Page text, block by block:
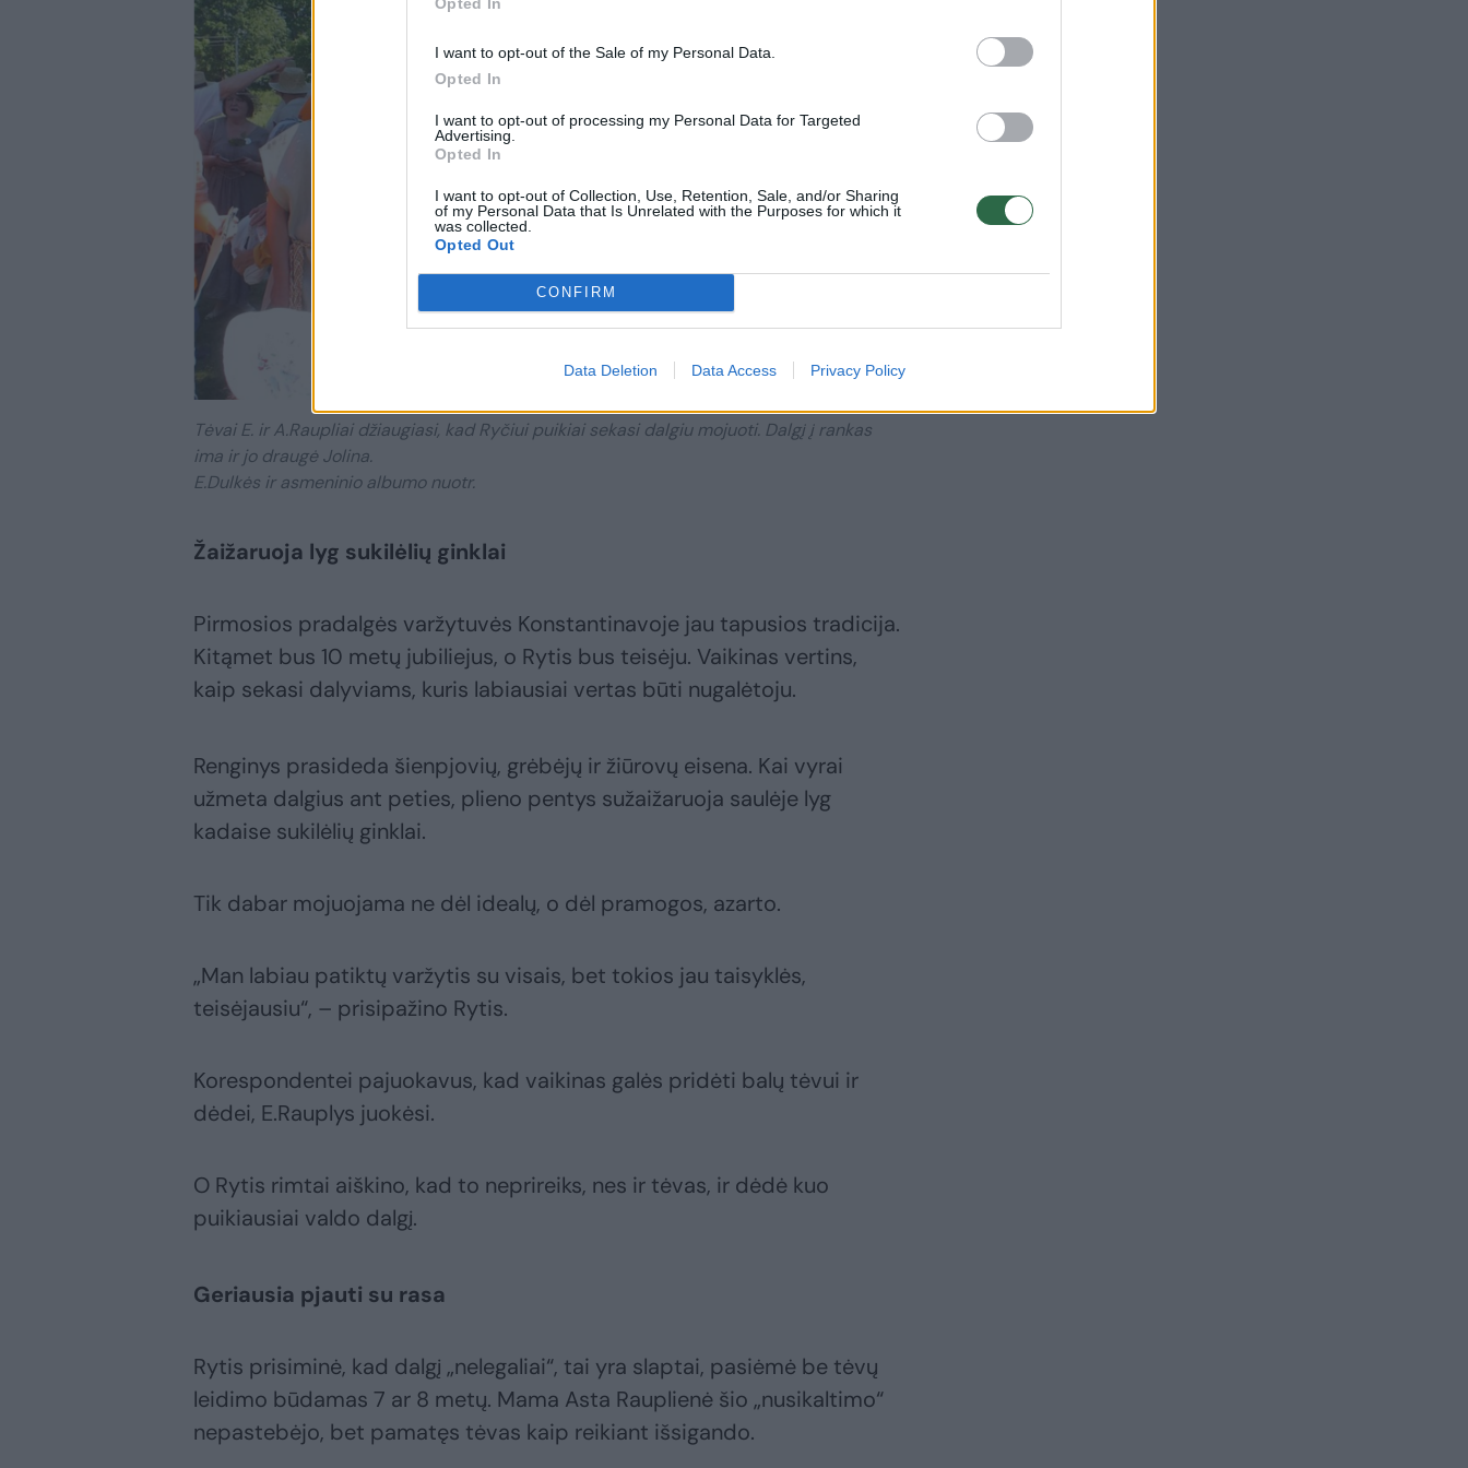
I want to opt-out of the Sale of my Personal Data.
Opted In
I want to opt-out of processing my Personal Data for Targeted
Advertising.
Opted In
I want to opt-out of Collection, Use, Retention, Sale, and/or Sharing
of my Personal Data that Is Unrelated with the Purposes for which it
was collected.
Opted Out
CONFIRM
Data Deletion Data Access Privacy Policy
Tėvai E. ir A.Raupliai džiaugiasi, kad Ryčiui puikiai sekasi dalgiu mojuoti. Dalgį į rankas
ima ir jo draugė Jolina.
E.Dulkės ir asmeninio albumo nuotr.
Žaižaruoja lyg sukilėlių ginklai
Pirmosios pradalgės varžytuvės Konstantinavoje jau tapusios tradicija.
Kitąmet bus 10 metų jubiliejus, o Rytis bus teisėju. Vaikinas vertins,
kaip sekasi dalyviams, kuris labiausiai vertas būti nugalėtoju.
Renginys prasideda šienpjovių, grėbėjų ir žiūrovų eisena. Kai vyrai
užmeta dalgius ant peties, plieno pentys sužaižaruoja saulėje lyg
kadaise sukilėlių ginklai.
Tik dabar mojuojama ne dėl idealų, o dėl pramogos, azarto.
„Man labiau patiktų varžytis su visais, bet tokios jau taisyklės,
teisėjausiu“, – prisipažino Rytis.
Korespondentei pajuokavus, kad vaikinas galės pridėti balų tėvui ir
dėdei, E.Rauplys juokėsi.
O Rytis rimtai aiškino, kad to neprireiks, nes ir tėvas, ir dėdė kuo
puikiausiai valdo dalgį.
Geriausia pjauti su rasa
Rytis prisiminė, kad dalgį „nelegaliai“, tai yra slaptai, pasiėmė be tėvų
leidimo būdamas 7 ar 8 metų. Mama Asta Rauplienė šio „nusikaltimo“
nepastebėjo, bet pamatęs tėvas kaip reikiant išsigando.